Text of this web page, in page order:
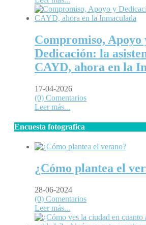
Compromiso, Apoyo
Dedicación: la
CAYD, ahora en la
17-04-2026
(0) Comentarios
Leer más...
Encuesta fotografica
¿Cómo plantea el
28-06-2024
(0) Comentarios
Leer más...